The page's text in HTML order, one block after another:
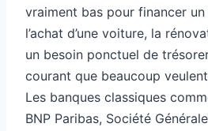
vraiment bas pour financer
l’achat d’une voiture, la
un besoin ponctuel de
courant que beaucoup
Les banques classiques
BNP Paribas, Société